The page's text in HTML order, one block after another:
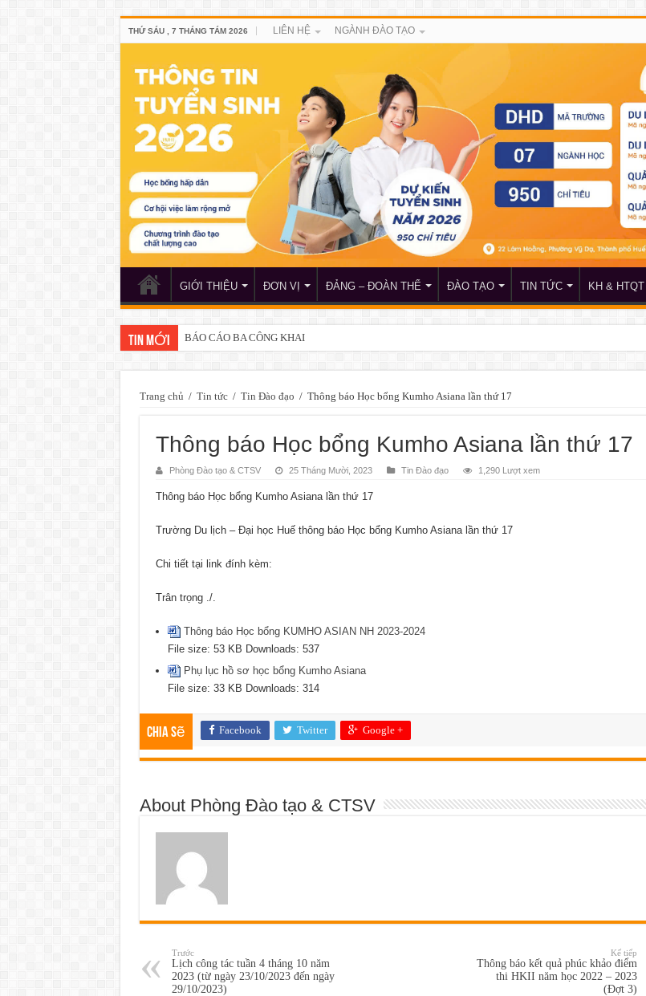
THỨ SÁU , 7 THÁNG TÁM 2026 LIÊN HỆ NGÀNH ĐÀO TẠO
GIỚI THIỆU ĐƠN VỊ ĐẢNG – ĐOÀN THỂ ĐÀO TẠO TIN TỨC KH & HTQT
TIN MỚI BÁO CÁO BA CÔNG KHAI
Trang chủ / Tin tức / Tin Đào đạo / Thông báo Học bổng Kumho Asiana lần thứ 17
Thông báo Học bổng Kumho Asiana lần thứ 17
Phòng Đào tạo & CTSV 25 Tháng Mười, 2023 Tin Đào đạo 1,290 Lượt xem
Thông báo Học bổng Kumho Asiana lần thứ 17
Trường Du lịch – Đại học Huế thông báo Học bổng Kumho Asiana lần thứ 17
Chi tiết tại link đính kèm:
Trân trọng ./.
Thông báo Học bổng KUMHO ASIAN NH 2023-2024
File size: 53 KB Downloads: 537
Phụ lục hồ sơ học bổng Kumho Asiana
File size: 33 KB Downloads: 314
Chia sẽ Facebook Twitter Google +
About Phòng Đào tạo & CTSV
Trước
Lịch công tác tuần 4 tháng 10 năm
2023 (từ ngày 23/10/2023 đến ngày
29/10/2023)
Kế tiếp
Thông báo kết quả phúc khảo điểm
thi HKII năm học 2022 – 2023
(Đợt 3)